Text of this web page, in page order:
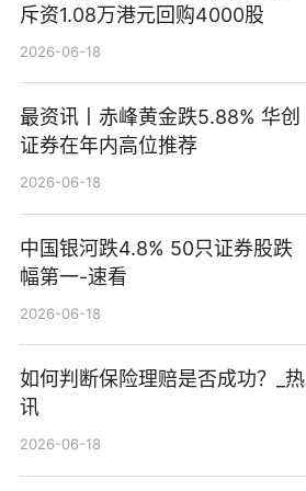
斥资1.08万港元回购4000股
2026-06-18
最资讯丨赤峰黄金跌5.88% 华创
证券在年内高位推荐
2026-06-18
中国银河跌4.8% 50只证券股跌
幅第一-速看
2026-06-18
如何判断保险理赔是否成功？_热
讯
2026-06-18